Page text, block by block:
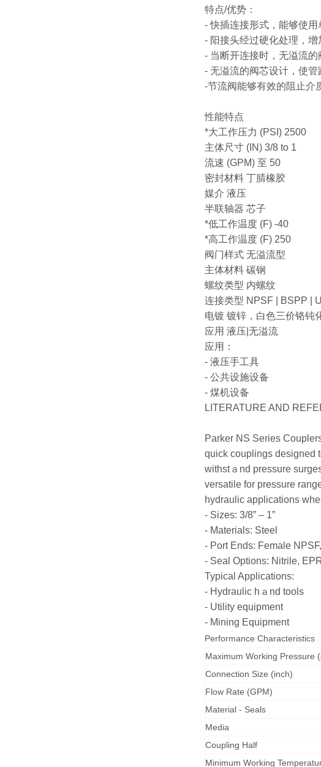
特点/优势：
- 快插连接形式，能够使用
- 阳接头经过硬化处理，
- 当断开连接时，无溢流
- 无溢流的阀芯设计，使
-节流阀能够有效的阻止介
性能特点
*大工作压力 (PSI) 2500
主体尺寸 (IN) 3/8 to 1
流速 (GPM) 至 50
密封材料 丁腈橡胶
媒介 液压
半联轴器 芯子
*低工作温度 (F) -40
*高工作温度 (F) 250
阀门样式 无溢流型
主体材料 碳钢
螺纹类型 内螺纹
连接类型 NPSF | BSPP |
电镀 镀锌，白色三价铬钝
应用 液压|无溢流
应用：
- 液压手工具
- 公共设施设备
- 煤机设备
LITERATURE AND
Parker NS Series
quick couplings designed
withstａnd pressure
versatile for pressure
hydraulic applications
- Sizes: 3/8” – 1”
- Materials: Steel
- Port Ends: Female
- Seal Options: Nitrile,
Typical Applications:
- Hydraulic hａnd tools
- Utility equipment
- Mining Equipment
Performance Characteristics
Maximum Working Pressure
Connection Size (inch)
Flow Rate (GPM)
Material - Seals
Media
Coupling Half
Minimum Working